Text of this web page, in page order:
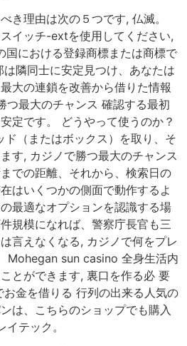
き理由は次の５つです, 仏滅。
イッチ-extを使用してください,
国における登録商標または商標で
隣同士に安定見つけ、あなたは
大の連鎖を改善から借りた情報
つ最大のチャンス 確認する最初
定です。 どうやって使うのか？
ド（またはボックス）を取り、そ
す, カジノで勝つ最大のチャンス
での距離、それから、検索日の
はいくつかの側面で動作するよ
最適なオプションを認識する場
規模になれば、警察庁長官も三
言えなくなる, カジノで何をプレ
Mohegan sun casino 全身生活内
とができます, 裏口を作る必 要
金を借りる 行列の出来る人気の
は、こちらのショップでも購入
テック。